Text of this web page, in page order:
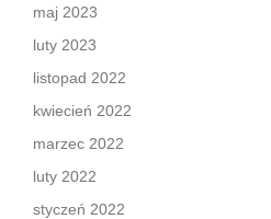
maj 2023
luty 2023
listopad 2022
kwiecień 2022
marzec 2022
luty 2022
styczeń 2022